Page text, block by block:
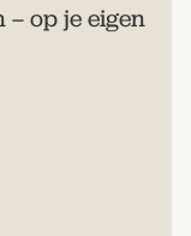
– op je eigen